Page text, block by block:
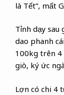
là Tết”, mất
Tỉnh dạy sau
dao phanh
100kg trên 4
giò, ký ức
Lợn có chi 4